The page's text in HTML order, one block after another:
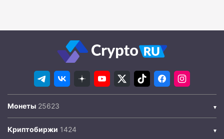
Монеты
Криптобиржи